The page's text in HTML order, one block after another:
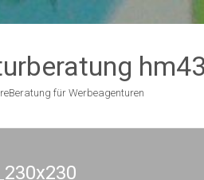
hm43
für Werbeagenturen